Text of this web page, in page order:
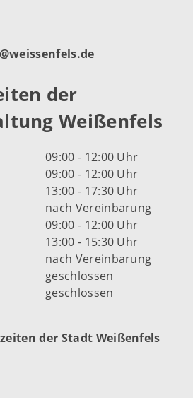
der
Weißenfels
09:00 - 12:00 Uhr
09:00 - 12:00 Uhr
13:00 - 17:30 Uhr
nach Vereinbarung
09:00 - 12:00 Uhr
13:00 - 15:30 Uhr
nach Vereinbarung
geschlossen
geschlossen
der Stadt Weißenfels